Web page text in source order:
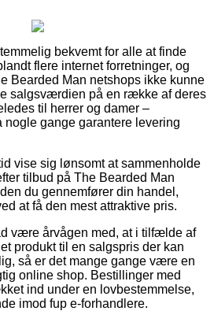
bekvemt for alle at finde
flere internet forretninger, og
Bearded Man netshops ikke kunne
salgsværdien på en række af deres
til herrer og damer –
nogle gange garantere levering
vise sig lønsomt at sammenholde
tilbud på The Bearded Man
du gennemfører din handel,
at få den mest attraktive pris.
være årvågen med, at i tilfælde af
produkt til en salgspris der kan
så er det mange gange være en
online shop. Bestillinger med
ind under en lovbestemmelse,
imod fup e-forhandlere.